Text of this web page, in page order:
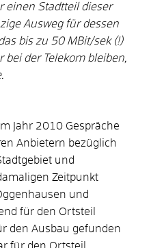
einen Stadtteil dieser
Ausweg für dessen
bis zu 50 MBit/sek (!)
bei der Telekom bleiben,
Jahr 2010 Gespräche
Anbietern bezüglich
und
Zeitpunkt
und
für den Ortsteil
den Ausbau gefunden
für den Ortsteil